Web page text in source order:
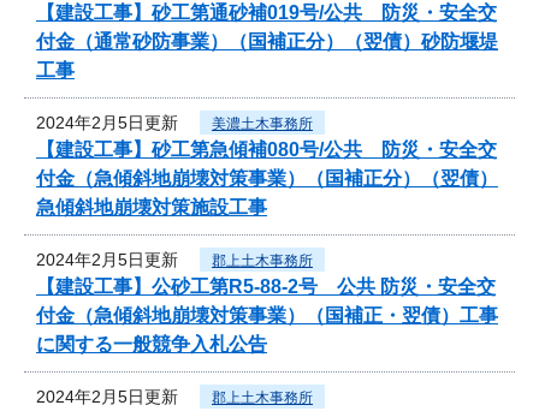
【建設工事】砂工第通砂補019号/公共 防災・安全交
付金（通常砂防事業）（国補正分）（翌債）砂防堰堤
工事
2024年2月5日更新 美濃土木事務所
【建設工事】砂工第急傾補080号/公共 防災・安全交
付金（急傾斜地崩壊対策事業）（国補正分）（翌債）
急傾斜地崩壊対策施設工事
2024年2月5日更新 郡上土木事務所
【建設工事】公砂工第R5-88-2号 公共 防災・安全交
付金（急傾斜地崩壊対策事業）（国補正・翌債）工事
に関する一般競争入札公告
2024年2月5日更新 郡上土木事務所